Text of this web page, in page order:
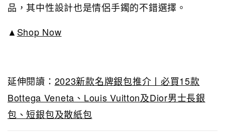
品，其中性設計也是情侶手鐲的不錯選擇。
▲ Shop Now
延伸閱讀： 2023新款名牌銀包推介丨必買15款
Bottega Veneta、Louis Vuitton及Dior男士長銀
包、短銀包及散紙包